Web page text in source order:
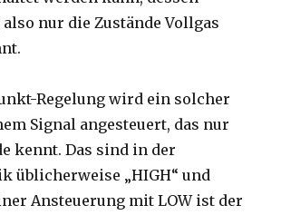
nur die Zustände Vollgas
Regelung wird ein solcher
Signal angesteuert, das nur
kennt. Das sind in der
üblicherweise „HIGH“ und
Ansteuerung mit LOW ist der